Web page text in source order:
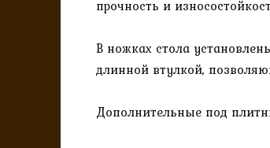
прочность и
В ножках стола
длинной втулкой,
Дополнительные под